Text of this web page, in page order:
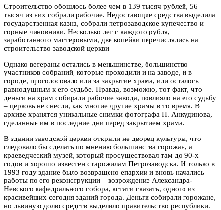
Строительство обошлось более чем в 139 тысяч рублей, 56
тысяч из них собрали рабочие. Недостающие средства выделила
государственная казна, собрали петрозаводское купечество и
горные чиновники. Несколько лет с каждого рубля,
заработанного мастеровыми, две копейки перечислялись на
строительство заводской церкви.
Однако ветераны остались в меньшинстве, большинство
участников собраний, которые проходили и на заводе, и в
городе, проголосовало или за закрытие храма, или осталось
равнодушным к его судьбе. Правда, возможно, тот факт, что
деньги на храм собирали рабочие завода, повлияло на его судьбу
– церковь не снесли, как многие другие храмы в то время. В
архиве хранятся уникальные снимки фотографа П. Анкудинова,
сделанные им в последние дни перед закрытием храма.
В здании заводской церкви открыли не дворец культуры, что
следовало бы сделать по мнению большинства горожан, а
краеведческий музей, который просуществовал там до 90-х
годов и хорошо известен старожилам Петрозаводска. И только в
1993 году здание было возвращено епархии и вновь начались
работы по его реконструкции – возрождение Александра-
Невского кафедрального собора, кстати сказать, одного из
красивейших сегодня зданий города. Деньги собирали горожане,
но львиную долю средств выделило правительство республики.